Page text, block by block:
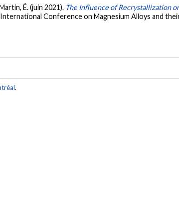
É. (juin 2021). The Influence of Recrystallization
Conference on Magnesium Alloys and
.